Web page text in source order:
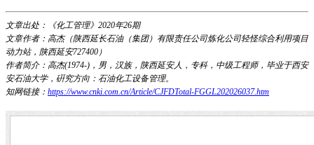
文章出处：《化工管理》2020年26期
文章作者：高杰（陕西延长石油（集团）有限责任公司炼化公司轻怪综合利用项目
动力站，陕西延安727400）
作者简介：高杰(1974-)，男，汉族，陕西延安人，专科，中级工程师，毕业于西安
安石油大学，硏究方向：石油化工设备管理。
知网链接： https://www.cnki.com.cn/Article/CJFDTotal-FGGL202026037.htm